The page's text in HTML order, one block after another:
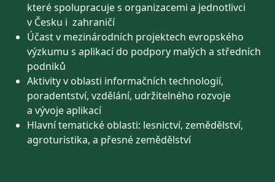
které spolupracuje s organizacemi a jednotlivci
v Česku i zahraničí
Účast v mezinárodních projektech evropského
výzkumu s aplikací do podpory malých a středních
podniků
Aktivity v oblasti informačních technologií,
poradentství, vzdělání, udržitelného rozvoje
a vývoje aplikací
Hlavní tematické oblasti: lesnictví, zemědělství,
agroturistika, a přesné zemědělství